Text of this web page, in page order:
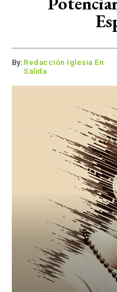
By: Redacción Iglesia En
Salida